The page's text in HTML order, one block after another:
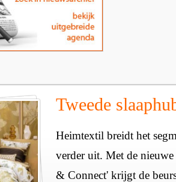
Tweede
Heimtextil breidt het
verder uit. Met de
& Connect' krijgt de